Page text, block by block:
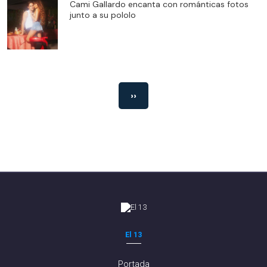
Cami Gallardo encanta con románticas fotos
junto a su pololo
››
El 13
Portada